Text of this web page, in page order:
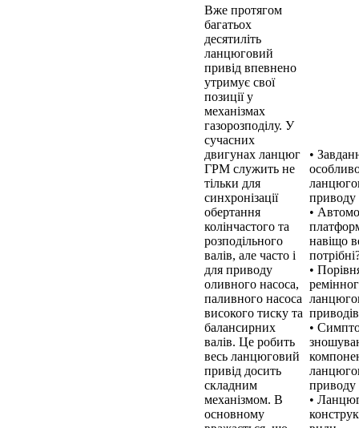
Вже протягом
багатьох
десятиліть
ланцюговий
привід впевнено
утримує свої
позиції у
механізмах
газорозподілу. У
сучасних
двигунах ланцюг
ГРМ служить не
тільки для
синхронізації
обертання
колінчастого та
розподільного
валів, але часто і
для приводу
оливного насоса,
паливного насоса
високого тиску та
балансирних
валів. Це робить
весь ланцюговий
привід досить
складним
механізмом. В
основному
•
•
навіщо
•
•
•